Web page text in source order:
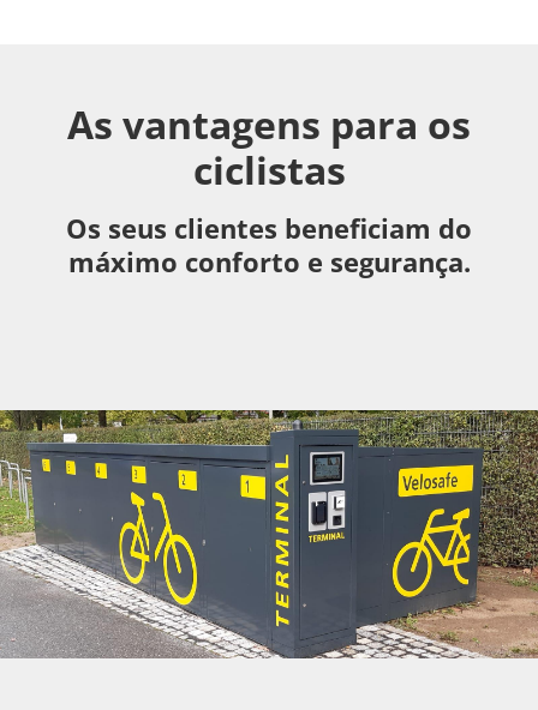
As vantagens para os
ciclistas
Os seus clientes beneficiam do
máximo conforto e segurança.